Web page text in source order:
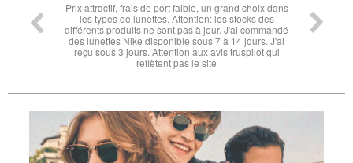
Prix attractif, frais de port faible, un grand choix dans
les types de lunettes. Attention: les stocks des
différents produits ne sont pas à jour. J'ai commandé
des lunettes Nike disponible sous 7 à 14 jours. J'ai
reçu sous 3 jours. Attention aux avis truspilot qui
reflètent pas le site